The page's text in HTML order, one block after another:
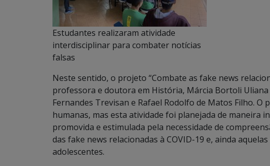
Estudantes realizaram atividade
interdisciplinar para combater notícias
falsas
Neste sentido, o projeto “Combate as fake news
professora e doutora em História, Márcia Bortoli Uliana
Fernandes Trevisan e Rafael Rodolfo de Matos Filho. O
humanas, mas esta atividade foi planejada de maneira
promovida e estimulada pela necessidade de
das fake news relacionadas à COVID-19 e, ainda
adolescentes.